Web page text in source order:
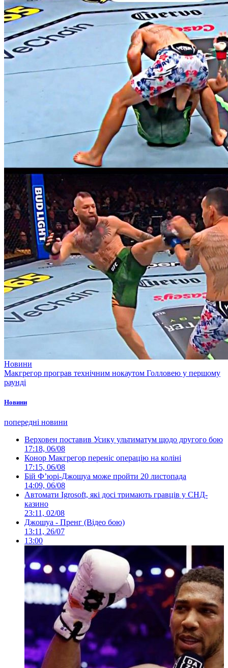
Новини
Макгрегор програв технічним нокаутом Голловею у першому
раунді
Новини
попередні новини
Верховен поставив Усику ультиматум щодо другого бою
17:18, 06/08
Конор Макгрегор переніс операцію на коліні
17:15, 06/08
Бій Ф’юрі-Джошуа може пройти 20 листопада
14:09, 06/08
Автомати Igrosoft, які досі тримають гравців у СНД-
казино
23:11, 02/08
Джошуа - Пренг (Відео бою)
13:11, 26/07
13:00